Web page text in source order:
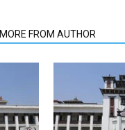
MORE FROM AUTHOR